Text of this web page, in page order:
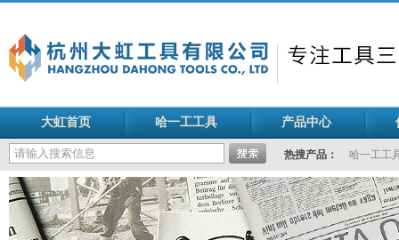
大虹首页 哈一工工具 产品中心
热搜产品： 哈一工工